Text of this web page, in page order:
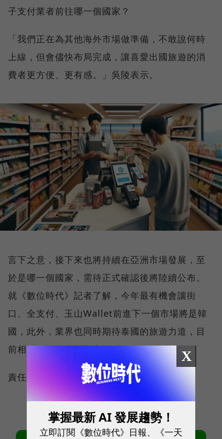
子支付業者前往哪一個國家？
「我們正在為其他海外市場做準備，不敢說何時
上線，但會儘快布局完成，讓喜愛出國旅遊的消
費者更方便、更有感。」吳陵表示。
言下之意，接下來也將持續在亞洲市場發展，至
於是哪一個國家，需待正式確認後將陸續公布。
就《數位時代》記者了解，今年最有機會讓街
口、全支付、玉山Wallet前進下一個市場將是韓
國，此外，業界也同時期待泰國的旅遊力道，目
前相關細節正在規劃中。
責任編輯：林美欣
X
掌握最新 AI 發展趨勢！
立即訂閱《數位時代》日報、《一天